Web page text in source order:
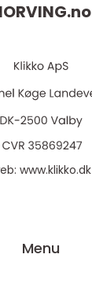
no
www.klikko.dk
Menu